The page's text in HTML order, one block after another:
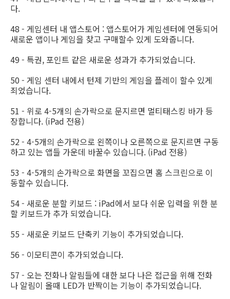
다.
48 - 게임센터 내 앱스토어 : 앱스토어가 게임센터에 연동되어
새로운 앱이나 게임을 찾고 구매할수 있게 도와줍니다.
49 - 특권, 포인트 같은 새로운 성과가 추가되었습니다.
50 - 게임 센터 내에서 턴제 기반의 게임을 플레이 할수 있게
죄었습니다.
51 - 위로 4-5개의 손가락으로 문지르면 멀티태스킹 바가 등
장합니다. (iPad 전용)
52 - 4-5개의 손가락으로 왼쪽이나 오른쪽으로 문지르면 구동
하고 있는 앱들 가운데 바꿀수 있습니다. (iPad 전용)
53 - 4-5개의 손가락으로 화면을 꼬집으면 홈 스크린으로 이
동할수 있습니다.
54 - 새로운 분할 키보드 : iPad에서 보다 쉬운 입력을 위한 분
할 키보드가 추가 되었습니다.
55 - 새로운 키보드 단축키 기능이 추가되었습니다.
56 - 이모티콘이 추가되었습니다.
57 - 오는 전화나 알림들에 대한 보다 나은 접근을 위해 전화
나 알림이 올때 LED가 반짝이는 기능이 추가되었습니다.